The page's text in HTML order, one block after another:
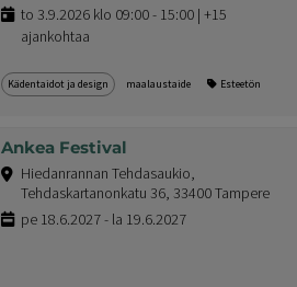
to 3.9.2026 klo 09:00 - 15:00 | +15
ajankohtaa
Kädentaidot ja design maalaustaide Esteetön
Ankea Festival
Hiedanrannan Tehdasaukio,
Tehdaskartanonkatu 36, 33400 Tampere
pe 18.6.2027 - la 19.6.2027